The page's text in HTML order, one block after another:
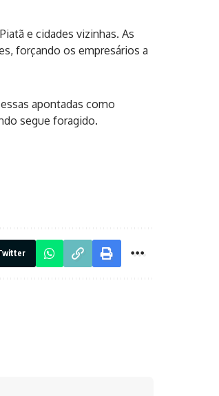
e cidades vizinhas. As
forçando os empresários a
apontadas como
segue foragido.